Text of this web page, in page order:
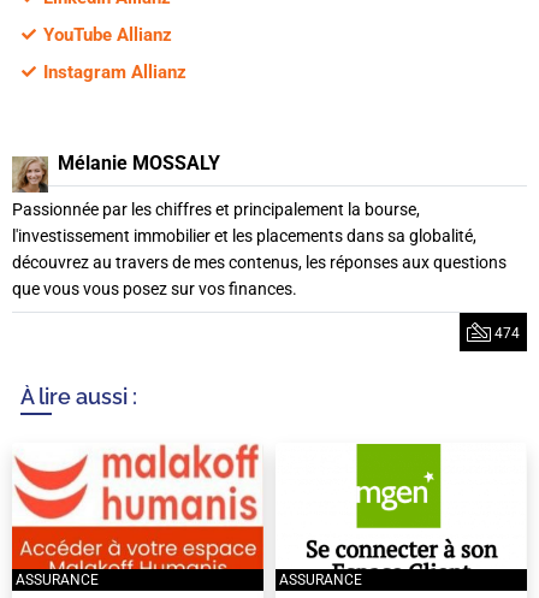
YouTube Allianz
Instagram Allianz
Mélanie MOSSALY
Passionnée par les chiffres et principalement la bourse,
l'investissement immobilier et les placements dans sa globalité,
découvrez au travers de mes contenus, les réponses aux questions
que vous vous posez sur vos finances.
474
À lire aussi :
ASSURANCE ASSURANCE